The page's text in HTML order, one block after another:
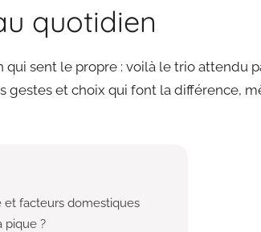
quotidien
sent le propre : voilà le trio attendu
gestes et choix qui font la différence,
et facteurs domestiques
pique ?